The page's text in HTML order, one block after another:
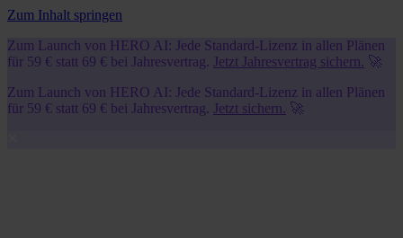
Zum Inhalt springen
Zum Launch von HERO AI: Jede Standard-Lizenz in allen Plänen
für 59 € statt 69 € bei Jahresvertrag. Jetzt Jahresvertrag sichern. 🚀
Zum Launch von HERO AI: Jede Standard-Lizenz in allen Plänen
für 59 € statt 69 € bei Jahresvertrag. Jetzt sichern. 🚀